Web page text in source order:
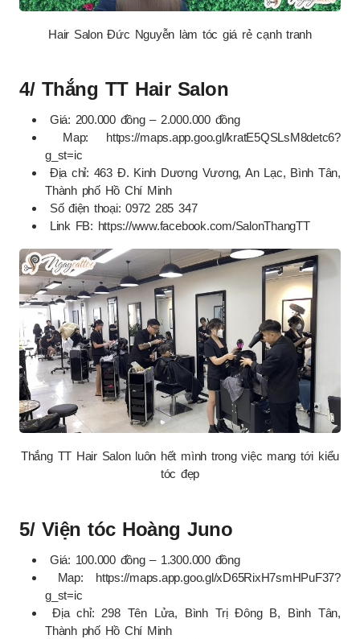
Hair Salon Đức Nguyễn làm tóc giá rẻ cạnh tranh
4/ Thắng TT Hair Salon
Giá: 200.000 đồng – 2.000.000 đồng
Map: https://maps.app.goo.gl/kratE5QSLsM8detc6?
g_st=ic
Địa chỉ: 463 Đ. Kinh Dương Vương, An Lạc, Bình Tân,
Thành phố Hồ Chí Minh
Số điện thoại: 0972 285 347
Link FB: https://www.facebook.com/SalonThangTT
Thắng TT Hair Salon luôn hết mình trong việc mang tới kiểu
tóc đẹp
5/ Viện tóc Hoàng Juno
Giá: 100.000 đồng – 1.300.000 đồng
Map: https://maps.app.goo.gl/xD65RixH7smHPuF37?
g_st=ic
Địa chỉ: 298 Tên Lửa, Bình Trị Đông B, Bình Tân,
Thành phố Hồ Chí Minh